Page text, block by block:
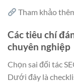
Tham khảo
Các tiêu chí
chuyên nghiệp
Chọn sai đối tác
Dưới đây là